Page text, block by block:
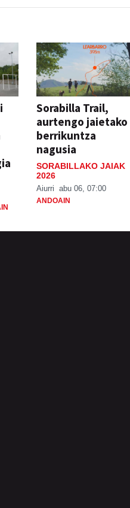
Sorabilla Trail,
aurtengo jaietako
berrikuntza
nagusia
SORABILLAKO JAIAK
2026
Aiurri abu 06, 07:00
ANDOAIN